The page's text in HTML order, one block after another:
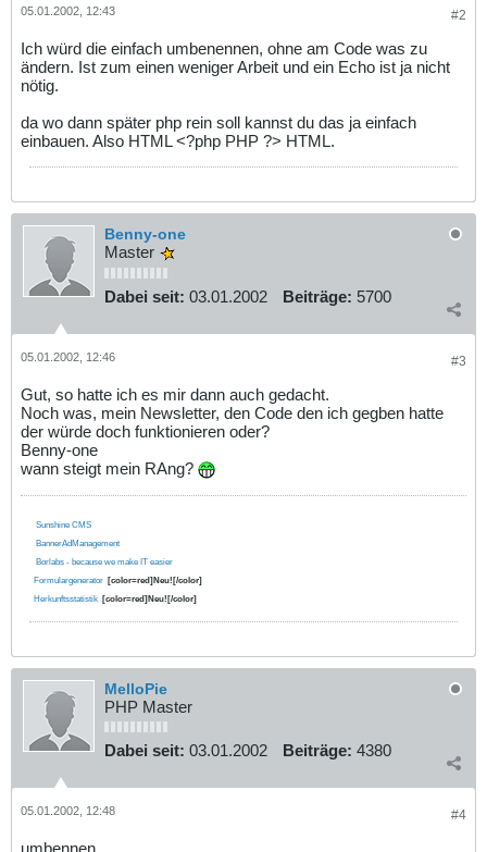
#2
05.01.2002, 12:43
Ich würd die einfach umbenennen, ohne am Code was zu
ändern. Ist zum einen weniger Arbeit und ein Echo ist ja nicht
nötig.
da wo dann später php rein soll kannst du das ja einfach
einbauen. Also HTML <?php PHP ?> HTML.
Benny-one
Master
Dabei seit: 03.01.2002 Beiträge: 5700
#3
05.01.2002, 12:46
Gut, so hatte ich es mir dann auch gedacht.
Noch was, mein Newsletter, den Code den ich gegben hatte
der würde doch funktionieren oder?
Benny-one
wann steigt mein RAng?
Sunshine CMS
BannerAdManagement
Borlabs - because we make IT easier
Formulargenerator [color=red]Neu![/color]
Herkunftsstatistik [color=red]Neu![/color]
MelloPie
PHP Master
Dabei seit: 03.01.2002 Beiträge: 4380
#4
05.01.2002, 12:48
umbennen.